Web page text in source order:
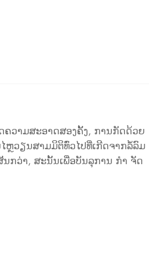
ຄວາມສະອາດສອງຄັ້ງ, ການກັດດ້ວຍ
ຫຼວຽນສາມມິຕິທົ່ວໄປທີ່ເກີດຈາກລໍ້ລົມ
ນກວ່າ, ສະນັ້ນເພື່ອບັນລຸການ ກຳ ຈັດ